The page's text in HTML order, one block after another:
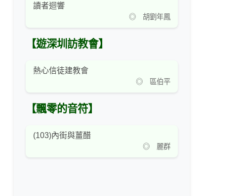
讀者迴響
◎ 胡劉年鳳
【遊深圳訪教會】
熱心信徒建教會
◎ 區伯平
【飄零的音符】
(103)內街與薑醋
◎ 麗群